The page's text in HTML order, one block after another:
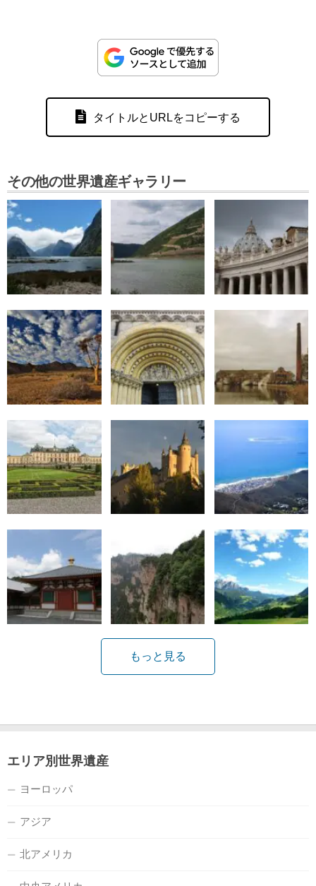
タイトルとURLをコピーする
その他の世界遺産ギャラリー
もっと見る
エリア別世界遺産
ヨーロッパ
アジア
北アメリカ